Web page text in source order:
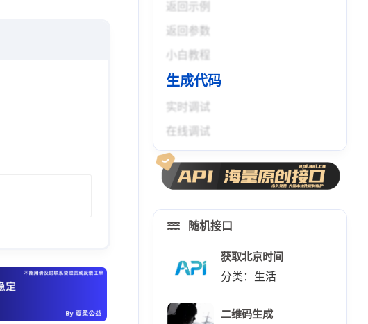
返回示例
返回参数
小白教程
生成代码
实时调试
在线调试
随机接口
获取北京时间
分类：生活
二维码生成